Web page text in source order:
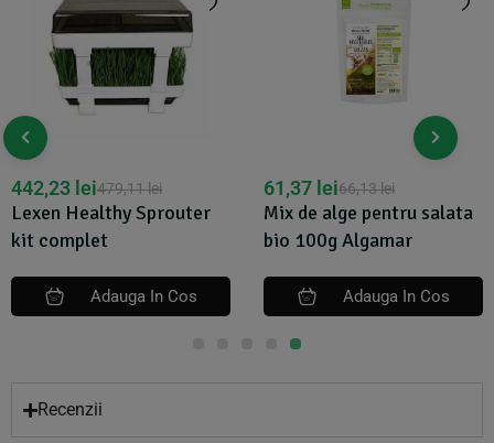
Lexen Healthy Sprouter
kit complet
479,11lei
442,23 lei
Adauga In Cos
Mix de alge pentru salata
bio 100g Algamar
66,13lei
61,37 lei
Adauga In Cos
Recenzii